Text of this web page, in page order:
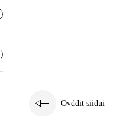
Ovddit siidui